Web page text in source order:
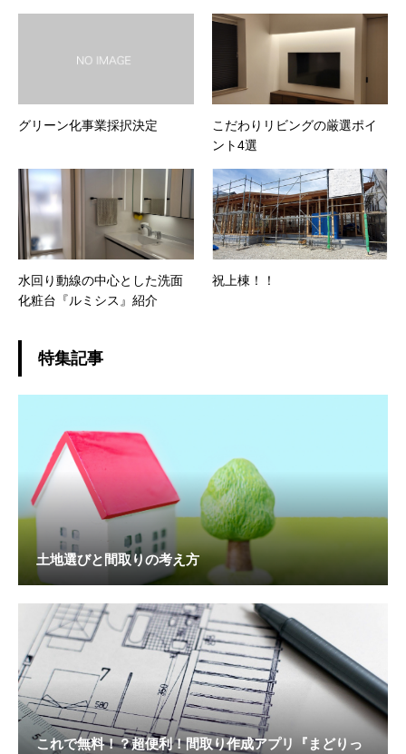
グリーン化事業採択決定
こだわりリビングの厳選ポイ
ント4選
水回り動線の中心とした洗面
化粧台『ルミシス』紹介
祝上棟！！
特集記事
土地選びと間取りの考え方
これで無料！？超便利！間取り作成アプリ『まどりっ